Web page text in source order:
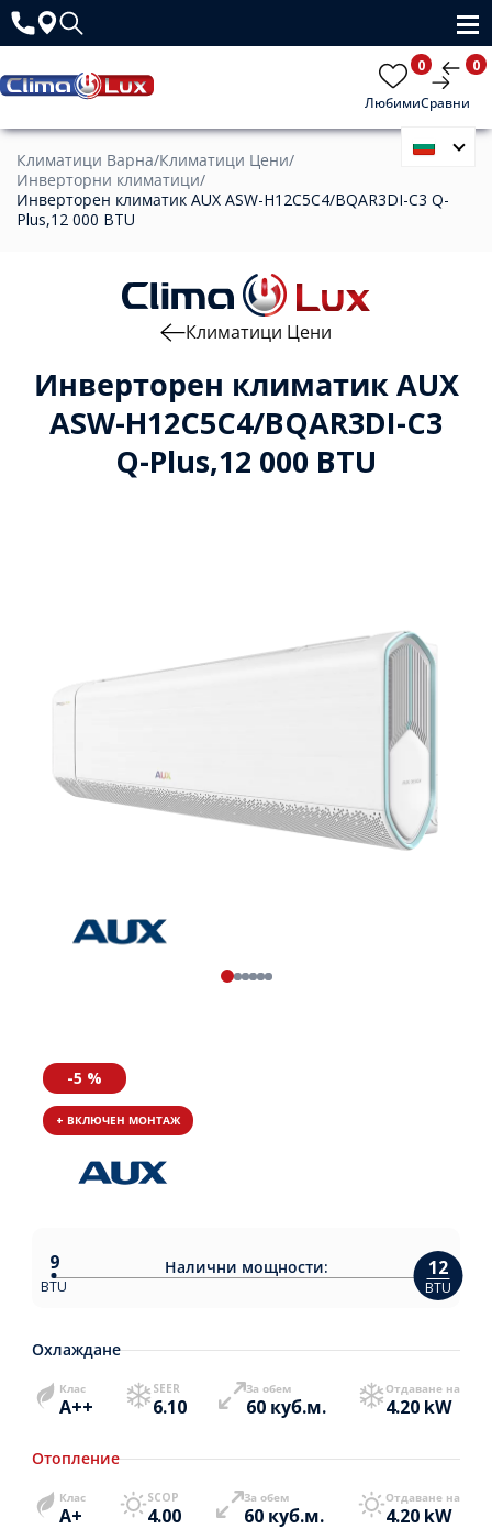
Любими
0
Сравни
0
Климатици Варна/Климатици Цени/
Инверторни климатици/
Инверторен климатик AUX ASW-H12C5C4/BQAR3DI-C3 Q-
Plus,12 000 BTU
Инверторен климатик AUX
ASW-H12C5C4/BQAR3DI-C3
Q-Plus,12 000 BTU
Климатици Цени
-5 %
+ ВКЛЮЧЕН МОНТАЖ
Налични мощности:
9
BTU
12
BTU
Охлаждане
Клас
A++
SEER
6.10
За обем
60 куб.м.
Отдаване на
4.20 kW
Отопление
Клас
A+
SCOP
4.00
За обем
60 куб.м.
Отдаване на
4.20 kW